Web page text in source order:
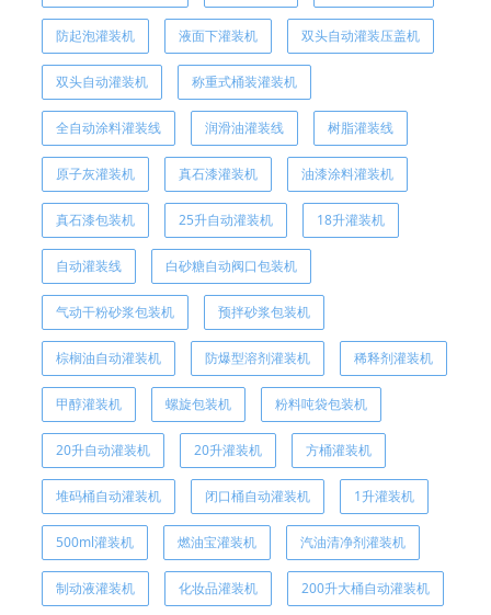
防起泡灌装机 液面下灌装机 双头自动灌装压盖机
双头自动灌装机 称重式桶装灌装机
全自动涂料灌装线 润滑油灌装线 树脂灌装线
原子灰灌装机 真石漆灌装机 油漆涂料灌装机
真石漆包装机 25升自动灌装机 18升灌装机
自动灌装线 白砂糖自动阀口包装机
气动干粉砂浆包装机 预拌砂浆包装机
棕榈油自动灌装机 防爆型溶剂灌装机 稀释剂灌装机
甲醇灌装机 螺旋包装机 粉料吨袋包装机
20升自动灌装机 20升灌装机 方桶灌装机
堆码桶自动灌装机 闭口桶自动灌装机 1升灌装机
500ml灌装机 燃油宝灌装机 汽油清净剂灌装机
制动液灌装机 化妆品灌装机 200升大桶自动灌装机